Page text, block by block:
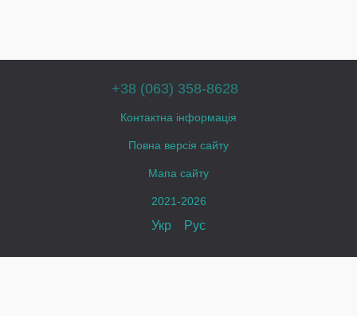
+38 (063) 358-8628
Контактна інформація
Повна версія сайту
Мапа сайту
2021-2026
Укр Рус